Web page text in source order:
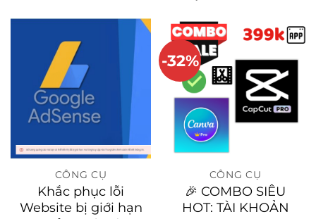
CÔNG CỤ
Khắc phục lỗi
Website bị giới hạn
-32%
CÔNG CỤ
🎉 COMBO SIÊU
HOT: TÀI KHOẢN